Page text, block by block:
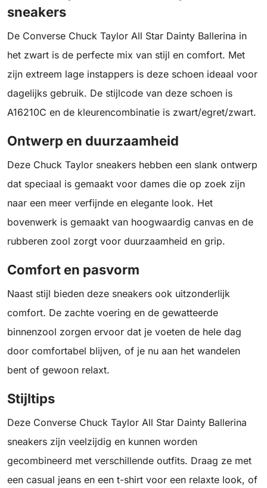
sneakers
De Converse Chuck Taylor All Star Dainty Ballerina in
het zwart is de perfecte mix van stijl en comfort. Met
zijn extreem lage instappers is deze schoen ideaal voor
dagelijks gebruik. De stijlcode van deze schoen is
A16210C en de kleurencombinatie is zwart/egret/zwart.
Ontwerp en duurzaamheid
Deze Chuck Taylor sneakers hebben een slank ontwerp
dat speciaal is gemaakt voor dames die op zoek zijn
naar een meer verfijnde en elegante look. Het
bovenwerk is gemaakt van hoogwaardig canvas en de
rubberen zool zorgt voor duurzaamheid en grip.
Comfort en pasvorm
Naast stijl bieden deze sneakers ook uitzonderlijk
comfort. De zachte voering en de gewatteerde
binnenzool zorgen ervoor dat je voeten de hele dag
door comfortabel blijven, of je nu aan het wandelen
bent of gewoon relaxt.
Stijltips
Deze Converse Chuck Taylor All Star Dainty Ballerina
sneakers zijn veelzijdig en kunnen worden
gecombineerd met verschillende outfits. Draag ze met
een casual jeans en een t-shirt voor een relaxte look, of